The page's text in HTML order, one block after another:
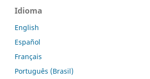
Idioma
English
Español
Français
Português (Brasil)